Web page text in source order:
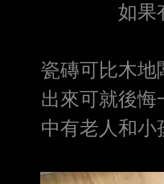
如果
瓷磚可比木地
出來可就後悔
中有老人和小